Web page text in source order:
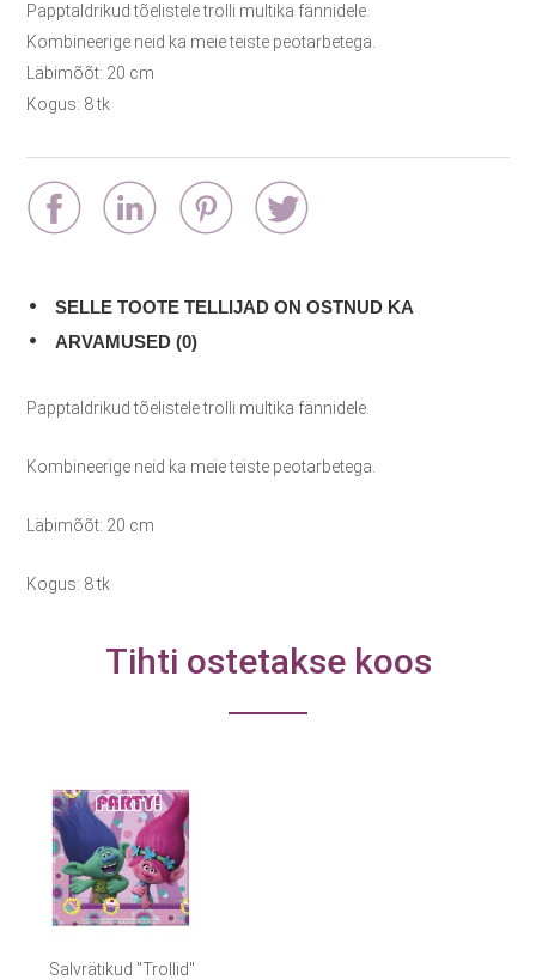
Papptaldrikud tõelistele trolli multika fännidele.
Kombineerige neid ka meie teiste peotarbetega.
Läbimõõt: 20 cm
Kogus: 8 tk
SELLE TOOTE TELLIJAD ON OSTNUD KA
ARVAMUSED (0)
Papptaldrikud tõelistele trolli multika fännidele.
Kombineerige neid ka meie teiste peotarbetega.
Läbimõõt: 20 cm
Kogus: 8 tk
Tihti ostetakse koos
Salvrätikud "Trollid"